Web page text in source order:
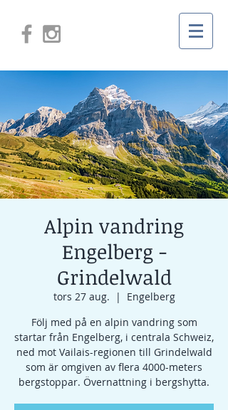
Alpin vandring
Engelberg -
Grindelwald
tors 27 aug.
  |
Engelberg
Följ med på en alpin vandring som
startar från Engelberg, i centrala Schweiz,
ned mot Vailais-regionen till Grindelwald
som är omgiven av flera 4000-meters
bergstoppar. Övernattning i bergshytta.